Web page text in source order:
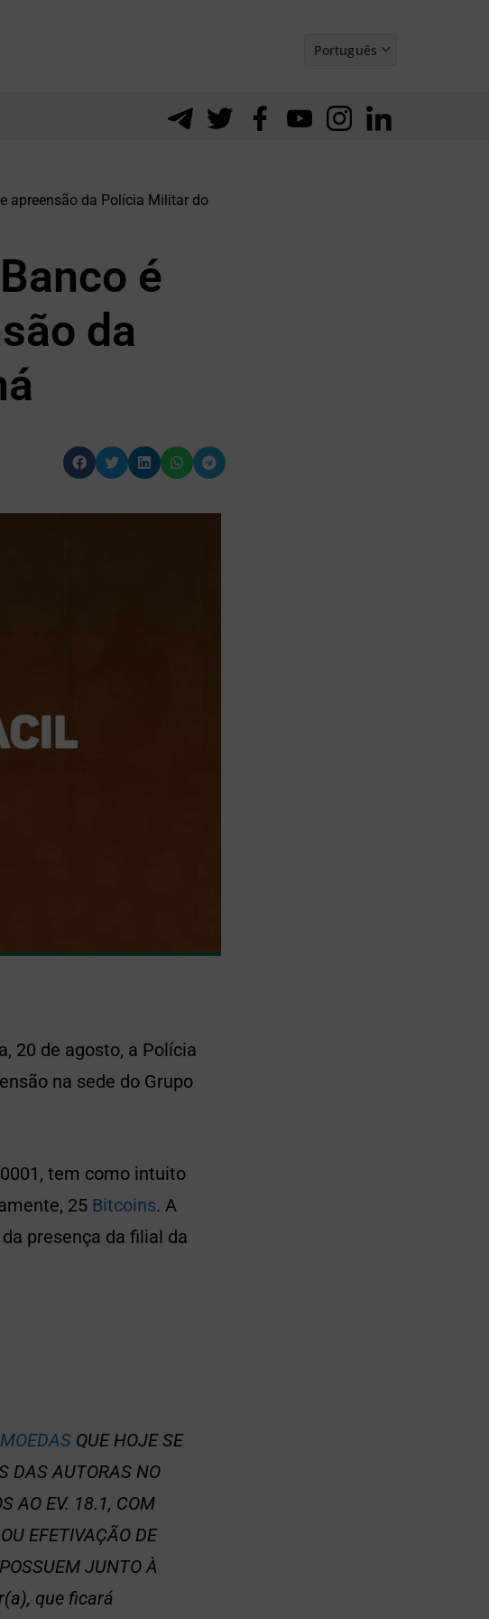
Português
apreensão da Polícia Militar do
é
da
20 de agosto, a Polícia
na sede do Grupo
tem como intuito
25 Bitcoins. A
presença da filial da
QUE HOJE SE
DAS AUTORAS NO
AO EV. 18.1, COM
EFETIVAÇÃO DE
JUNTO À
que ficará